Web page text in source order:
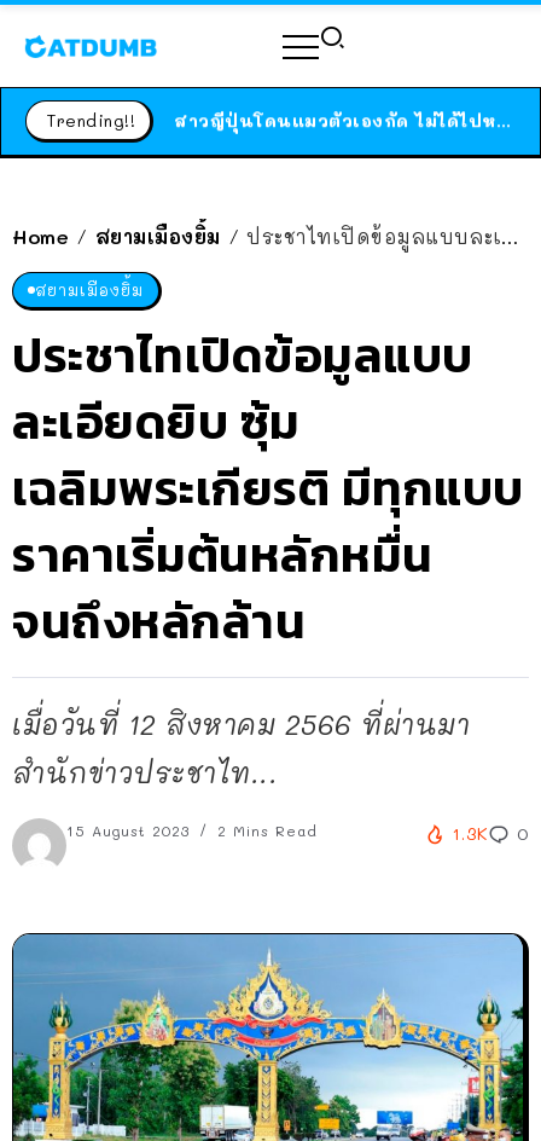
Trending!! ได้เวลาเด็กหนวดรวมตัว RF Online Next เปิดให้เล่นแล้ว เกม Sci-Fi MMORPG ระดับตำนาน เล่นได้ทั้งมือถือและ PC
Home / สยามเมืองยิ้ม / ประชาไทเปิดข้อมูลแบบละเอียดยิบ ซุ้มเฉลิมพระเกียรติ มีทุกแบบ ราคาเริ่มต้นหลักหมื่นจนถึงหลักล้าน
สยามเมืองยิ้ม
ประชาไทเปิดข้อมูลแบบ
ละเอียดยิบ ซุ้ม
เฉลิมพระเกียรติ มีทุกแบบ
ราคาเริ่มต้นหลักหมื่น
จนถึงหลักล้าน
เมื่อวันที่ 12 สิงหาคม 2566 ที่ผ่านมา
สำนักข่าวประชาไท...
15 August 2023 2 Mins Read 1.3K 0